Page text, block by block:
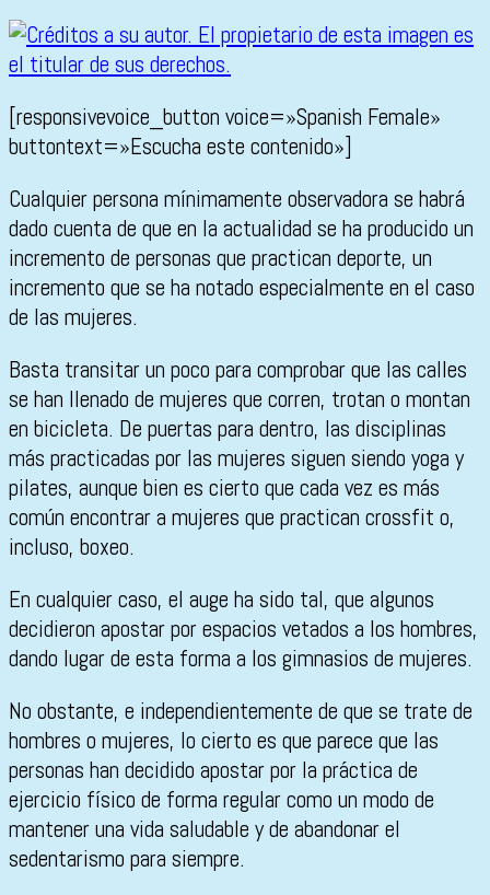
[responsivevoice_button voice=»Spanish Female»
buttontext=»Escucha este contenido»]
Cualquier persona mínimamente observadora se habrá
dado cuenta de que en la actualidad se ha producido un
incremento de personas que practican deporte, un
incremento que se ha notado especialmente en el caso
de las mujeres.
Basta transitar un poco para comprobar que las calles
se han llenado de mujeres que corren, trotan o montan
en bicicleta. De puertas para dentro, las disciplinas
más practicadas por las mujeres siguen siendo yoga y
pilates, aunque bien es cierto que cada vez es más
común encontrar a mujeres que practican crossfit o,
incluso, boxeo.
En cualquier caso, el auge ha sido tal, que algunos
decidieron apostar por espacios vetados a los hombres,
dando lugar de esta forma a los gimnasios de mujeres.
No obstante, e independientemente de que se trate de
hombres o mujeres, lo cierto es que parece que las
personas han decidido apostar por la práctica de
ejercicio físico de forma regular como un modo de
mantener una vida saludable y de abandonar el
sedentarismo para siempre.